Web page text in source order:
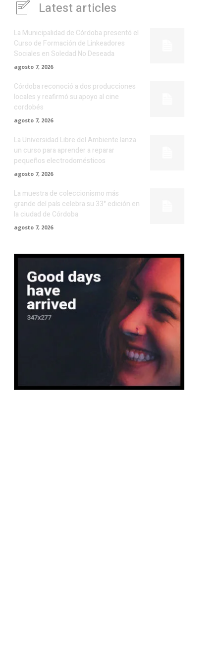
Latest articles
La Municipalidad de Córdoba presentó el
Curso de Formación de Linkeadores
Sociales en Soledad No Deseada
agosto 7, 2026
Córdoba reconoció a dos producciones
locales y reafirmó su apoyo al cine
cordobés
agosto 7, 2026
La Universidad Libre del Ambiente lanza
un curso para aprender a reparar
pequeños electrodomésticos
agosto 7, 2026
La muestra de coleccionismo más
grande del país celebra su 33° edición en
la ciudad de Córdoba
agosto 7, 2026